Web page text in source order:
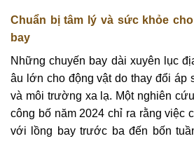
Chuẩn bị tâm lý và sức khỏe
bay
Những chuyến bay dài xuyên lục
âu lớn cho động vật do thay đổi áp
và môi trường xa lạ. Một nghiên
công bố năm 2024 chỉ ra rằng việc
với lồng bay trước ba đến bốn